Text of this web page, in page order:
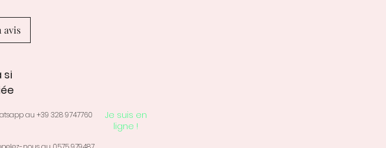
avis
si
au +39 328 9747760
Je suis en
ligne !